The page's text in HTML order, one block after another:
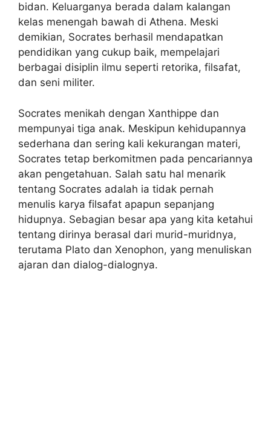
bidan. Keluarganya berada dalam kalangan
kelas menengah bawah di Athena. Meski
demikian, Socrates berhasil mendapatkan
pendidikan yang cukup baik, mempelajari
berbagai disiplin ilmu seperti retorika, filsafat,
dan seni militer.
Socrates menikah dengan Xanthippe dan
mempunyai tiga anak. Meskipun kehidupannya
sederhana dan sering kali kekurangan materi,
Socrates tetap berkomitmen pada pencariannya
akan pengetahuan. Salah satu hal menarik
tentang Socrates adalah ia tidak pernah
menulis karya filsafat apapun sepanjang
hidupnya. Sebagian besar apa yang kita ketahui
tentang dirinya berasal dari murid-muridnya,
terutama Plato dan Xenophon, yang menuliskan
ajaran dan dialog-dialognya.